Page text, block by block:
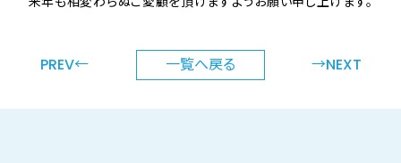
PREV← 一覧へ戻る →NEXT